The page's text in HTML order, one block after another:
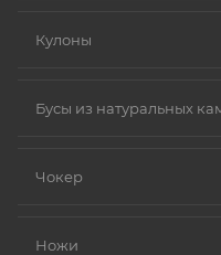
Кулоны
Бусы из натуральных
Чокер
Ножи